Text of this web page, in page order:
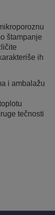
štampanje
ih
i ambalažu
tečnosti